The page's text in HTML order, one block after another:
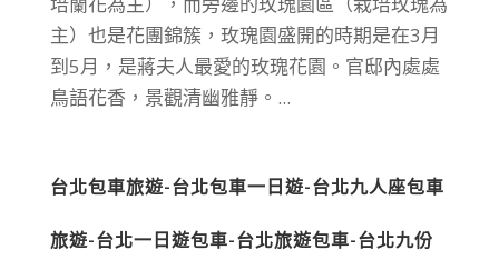
主）也是花團錦簇，玫瑰園盛開的時期是在3月
到5月，是蔣夫人最愛的玫瑰花園。官邸內處處
鳥語花香，景觀清幽雅靜。...
台北包車旅遊-台北包車一日遊-台北九人座包車
旅遊-台北一日遊包車-台北旅遊包車-台北九份